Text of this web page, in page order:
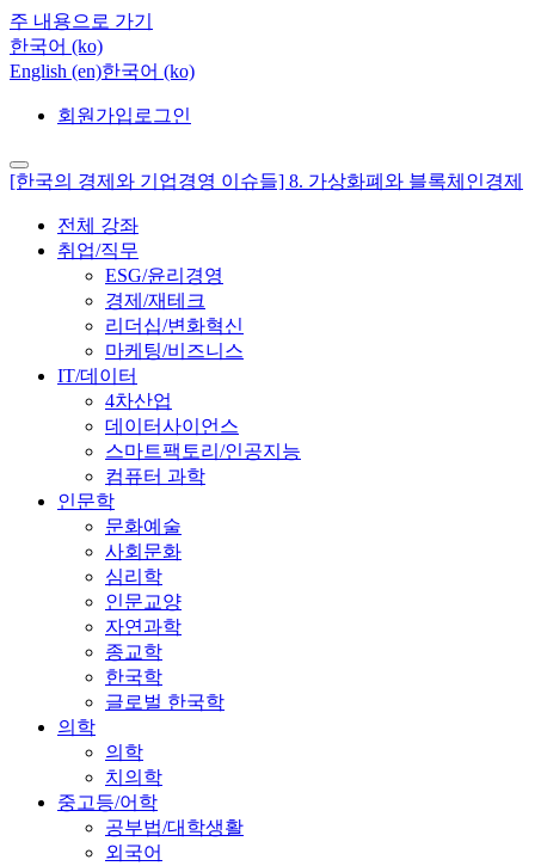
주 내용으로 가기
한국어 ‎(ko)‎
English ‎(en)‎한국어 ‎(ko)‎
회원가입 로그인
[한국의 경제와 기업경영 이슈들] 8. 가상화폐와 블록체인경제
전체 강좌
취업/직무
ESG/윤리경영
경제/재테크
리더십/변화혁신
마케팅/비즈니스
IT/데이터
4차산업
데이터사이언스
스마트팩토리/인공지능
컴퓨터 과학
인문학
문화예술
사회문화
심리학
인문교양
자연과학
종교학
한국학
글로벌 한국학
의학
의학
치의학
중고등/어학
공부법/대학생활
외국어